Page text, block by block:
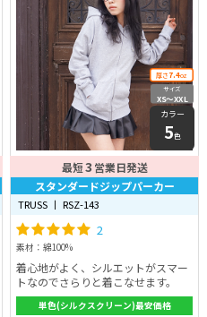
厚さ7.4oz
サイズ
XS〜XXL
カラー
5色
最短3 営業日発送
スタンダードジップパーカー
TRUSS 丨 RSZ-143
2
素材：綿100%
着心地がよく、シルエットがスマー
トなのでさらりと着こなせます。
単色(シルクスクリーン)最安価格